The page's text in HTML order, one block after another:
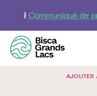
principal
ℹ️ Communiqué de
AJOUTER